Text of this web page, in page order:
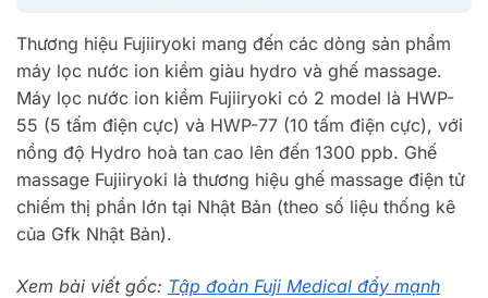
Thương hiệu Fujiiryoki mang đến các dòng sản phẩm
máy lọc nước ion kiềm giàu hydro và ghế massage.
Máy lọc nước ion kiềm Fujiiryoki có 2 model là HWP-
55 (5 tấm điện cực) và HWP-77 (10 tấm điện cực), với
nồng độ Hydro hoà tan cao lên đến 1300 ppb. Ghế
massage Fujiiryoki là thương hiệu ghế massage điện tử
chiếm thị phần lớn tại Nhật Bản (theo số liệu thống kê
của Gfk Nhật Bản).
Xem bài viết gốc: Tập đoàn Fuji Medical đẩy mạnh